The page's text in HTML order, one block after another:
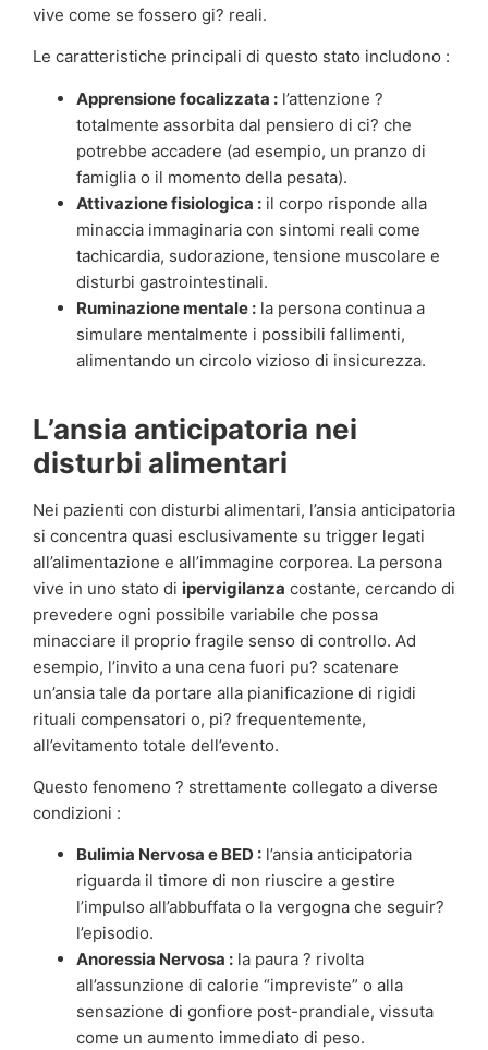
vive come se fossero gi? reali.
Le caratteristiche principali di questo stato includono :
Apprensione focalizzata : l’attenzione ?
totalmente assorbita dal pensiero di ci? che
potrebbe accadere (ad esempio, un pranzo di
famiglia o il momento della pesata).
Attivazione fisiologica : il corpo risponde alla
minaccia immaginaria con sintomi reali come
tachicardia, sudorazione, tensione muscolare e
disturbi gastrointestinali.
Ruminazione mentale : la persona continua a
simulare mentalmente i possibili fallimenti,
alimentando un circolo vizioso di insicurezza.
L’ansia anticipatoria nei
disturbi alimentari
Nei pazienti con disturbi alimentari, l’ansia anticipatoria
si concentra quasi esclusivamente su trigger legati
all’alimentazione e all’immagine corporea. La persona
vive in uno stato di ipervigilanza costante, cercando di
prevedere ogni possibile variabile che possa
minacciare il proprio fragile senso di controllo. Ad
esempio, l’invito a una cena fuori pu? scatenare
un’ansia tale da portare alla pianificazione di rigidi
rituali compensatori o, pi? frequentemente,
all’evitamento totale dell’evento.
Questo fenomeno ? strettamente collegato a diverse
condizioni :
Bulimia Nervosa e BED : l’ansia anticipatoria
riguarda il timore di non riuscire a gestire
l’impulso all’abbuffata o la vergogna che seguir?
l’episodio.
Anoressia Nervosa : la paura ? rivolta
all’assunzione di calorie “impreviste” o alla
sensazione di gonfiore post-prandiale, vissuta
come un aumento immediato di peso.